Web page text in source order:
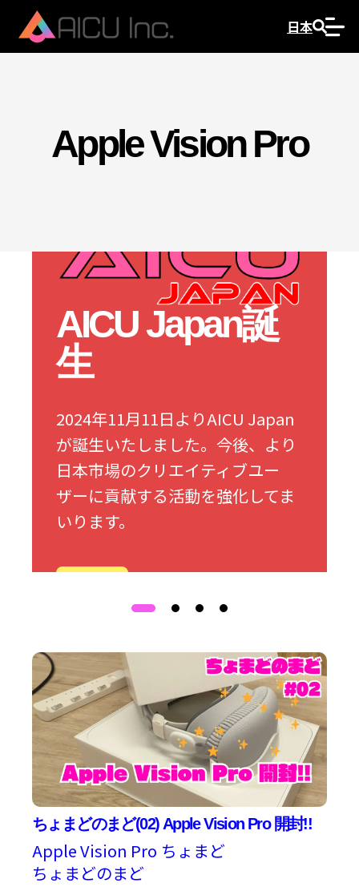
日本
Apple Vision Pro
AICU Japan誕
生
2024年11月11日よりAICU Japan
が誕生いたしました。今後、より
日本市場のクリエイティブユー
ザーに貢献する活動を強化してま
いります。
ちょまどのまど(02) Apple Vision Pro 開封!!
Apple Vision Pro ちょまど
ちょまどのまど